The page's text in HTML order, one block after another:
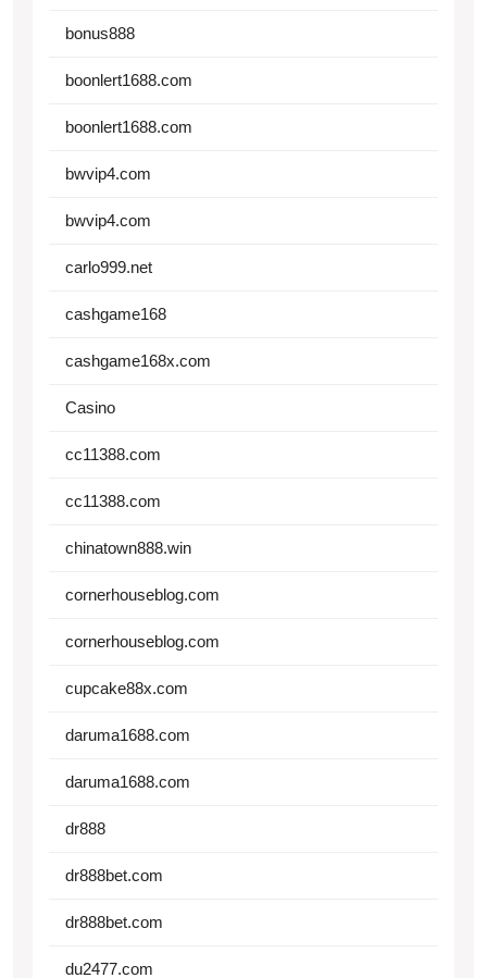
bonus888
boonlert1688.com
boonlert1688.com
bwvip4.com
bwvip4.com
carlo999.net
cashgame168
cashgame168x.com
Casino
cc11388.com
cc11388.com
chinatown888.win
cornerhouseblog.com
cornerhouseblog.com
cupcake88x.com
daruma1688.com
daruma1688.com
dr888
dr888bet.com
dr888bet.com
du2477.com